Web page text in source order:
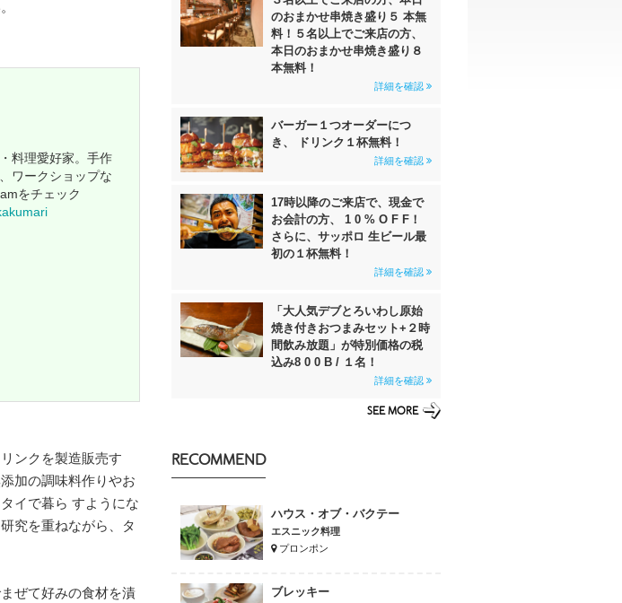
料理愛好家。手作
ワークショップな
をチェック
ンクを製造販売す
加の調味料作りやお
イで暮ら すようにな
究を重ねながら、タ
ぜて好みの食材を漬
のおまかせ串焼き盛り５ 本無
料！５名以上でご来店の方、
本日のおまかせ串焼き盛り８
本無料！
詳細を確認
バーガー１つオーダーにつ
き、 ドリンク１杯無料！
詳細を確認
17時以降のご来店で、現金で
お会計の方、 1 0 % O F F！
さらに、サッポロ 生ビール最
初の１杯無料！
詳細を確認
「大人気デブとろいわし原始
焼き付きおつまみセット+２時
間飲み放題」が特別価格の税
込み8 0 0 B / １名！
詳細を確認
SEE MORE
RECOMMEND
ハウス・オブ・バクテー
エスニック料理
プロンポン
ブレッキー